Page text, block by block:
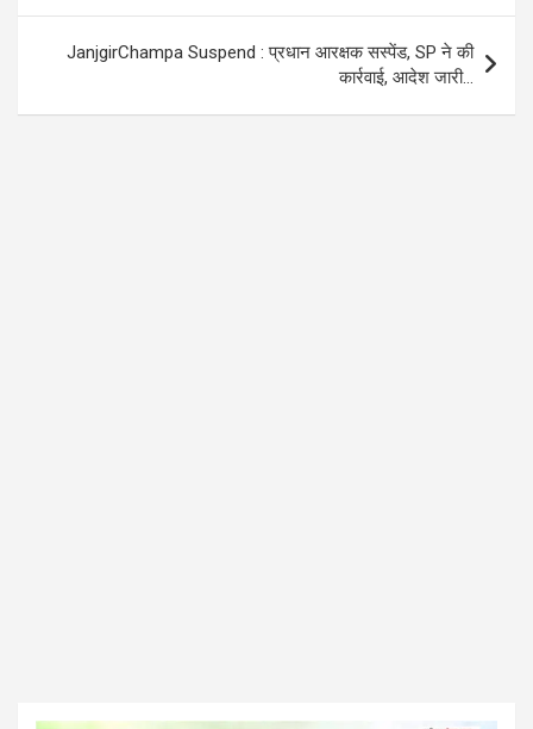
JanjgirChampa Suspend : प्रधान आरक्षक सस्पेंड, SP ने की
कार्रवाई, आदेश जारी…